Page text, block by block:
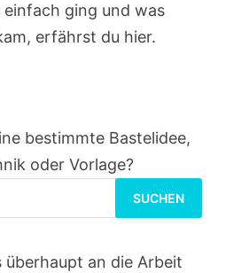
ging und was
erfährst du hier.
bestimmte Bastelidee,
oder Vorlage?
nach:
überhaupt an die Arbeit